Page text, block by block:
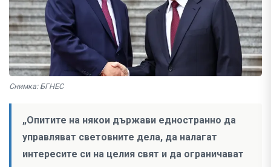
Снимка: БГНЕС
„Опитите на някои държави едностранно да
управляват световните дела, да налагат
интересите си на целия свят и да ограничават